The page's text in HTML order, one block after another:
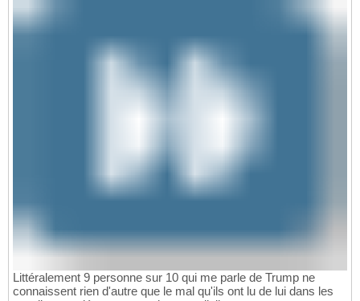
Littéralement 9 personne sur 10 qui me parle de Trump ne
connaissent rien d'autre que le mal qu'ils ont lu de lui dans les